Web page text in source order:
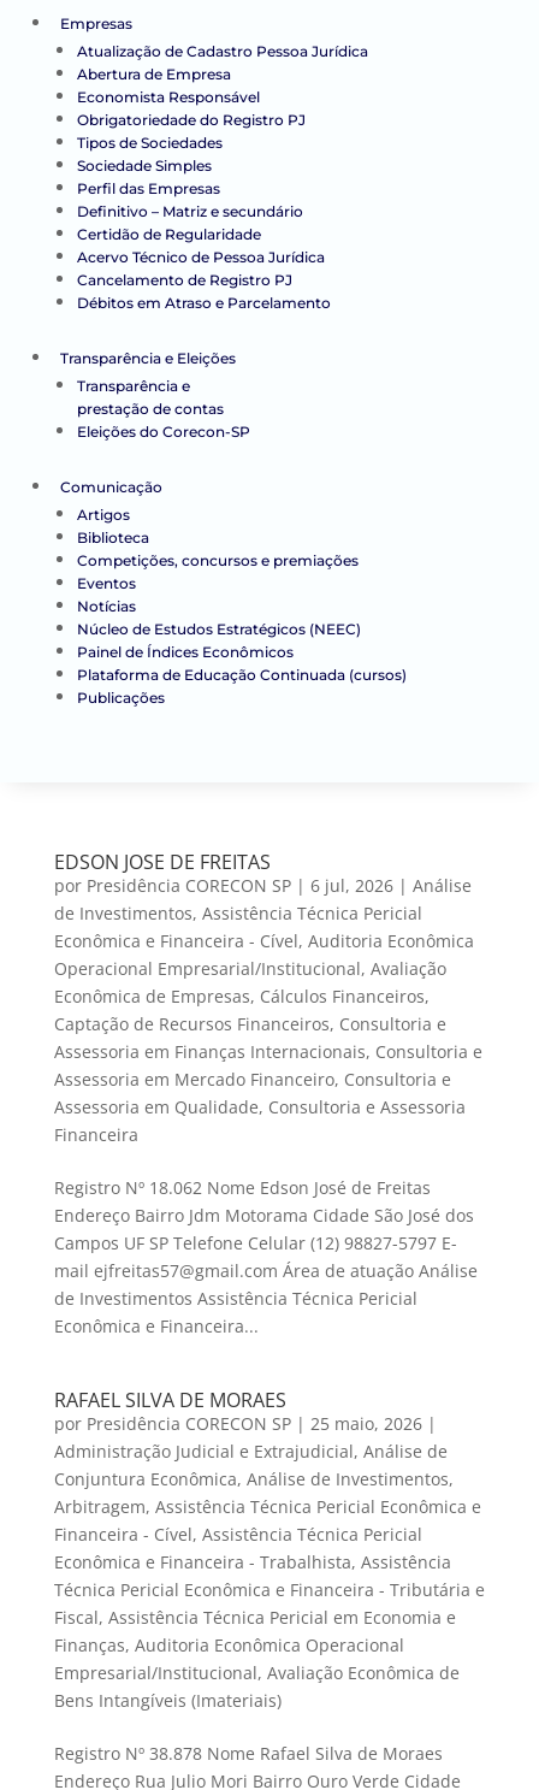
Empresas
Atualização de Cadastro Pessoa Jurídica
Abertura de Empresa
Economista Responsável
Obrigatoriedade do Registro PJ
Tipos de Sociedades
Sociedade Simples
Perfil das Empresas
Definitivo – Matriz e secundário
Certidão de Regularidade
Acervo Técnico de Pessoa Jurídica
Cancelamento de Registro PJ
Débitos em Atraso e Parcelamento
Transparência e Eleições
Transparência e
prestação de contas
Eleições do Corecon-SP
Comunicação
Artigos
Biblioteca
Competições, concursos e premiações
Eventos
Notícias
Núcleo de Estudos Estratégicos (NEEC)
Painel de Índices Econômicos
Plataforma de Educação Continuada (cursos)
Publicações
EDSON JOSE DE FREITAS
por Presidência CORECON SP| 6 jul, 2026| Análise
de Investimentos, Assistência Técnica Pericial
Econômica e Financeira - Cível, Auditoria Econômica
Operacional Empresarial/Institucional, Avaliação
Econômica de Empresas, Cálculos Financeiros,
Captação de Recursos Financeiros, Consultoria e
Assessoria em Finanças Internacionais, Consultoria e
Assessoria em Mercado Financeiro, Consultoria e
Assessoria em Qualidade, Consultoria e Assessoria
Financeira
Registro Nº 18.062 Nome Edson José de Freitas
Endereço Bairro Jdm Motorama Cidade São José dos
Campos UF SP Telefone Celular (12) 98827-5797 E-
mail ejfreitas57@gmail.com Área de atuação Análise
de Investimentos Assistência Técnica Pericial
Econômica e Financeira...
RAFAEL SILVA DE MORAES
por Presidência CORECON SP| 25 maio, 2026|
Administração Judicial e Extrajudicial, Análise de
Conjuntura Econômica, Análise de Investimentos,
Arbitragem, Assistência Técnica Pericial Econômica e
Financeira - Cível, Assistência Técnica Pericial
Econômica e Financeira - Trabalhista, Assistência
Técnica Pericial Econômica e Financeira - Tributária e
Fiscal, Assistência Técnica Pericial em Economia e
Finanças, Auditoria Econômica Operacional
Empresarial/Institucional, Avaliação Econômica de
Bens Intangíveis (Imateriais)
Registro Nº 38.878 Nome Rafael Silva de Moraes
Endereço Rua Julio Mori Bairro Ouro Verde Cidade